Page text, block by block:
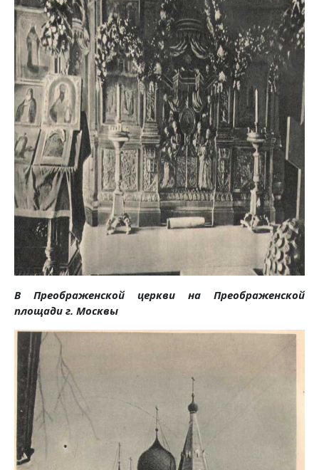
В Преображенской церкви на Преображенской
площади г. Москвы